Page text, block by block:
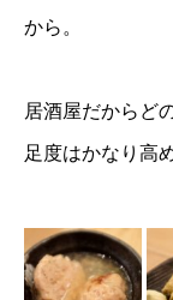
から。
居酒屋だからど
足度はかなり高め